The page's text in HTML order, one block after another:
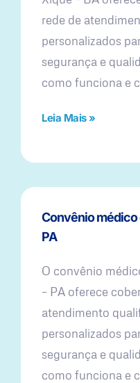
rede de
personalizados
segurança e
como funciona e
Leia Mais »
Convênio médico
PA
O convênio
– PA oferece
atendimento
personalizados
segurança e
como funciona e